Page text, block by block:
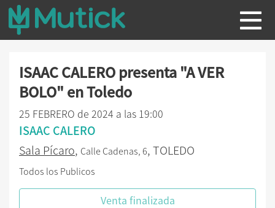
ISAAC CALERO presenta "A VER
BOLO" en Toledo
25 FEBRERO de 2024 a las 19:00
ISAAC CALERO
Sala Pícaro, Calle Cadenas, 6, TOLEDO
Todos los Publicos
Venta finalizada